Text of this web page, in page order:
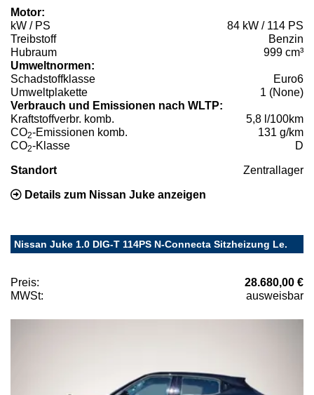
Motor:
kW / PS
84 kW / 114 PS
Treibstoff
Benzin
Hubraum
999 cm³
Umweltnormen:
Schadstoffklasse
Euro6
Umweltplakette
1 (None)
Verbrauch und Emissionen nach WLTP:
Kraftstoffverbr. komb.
5,8 l/100km
CO2-Emissionen komb.
131 g/km
CO2-Klasse D
Standort Zentrallager
Details zum Nissan Juke anzeigen
Nissan Juke 1.0 DIG-T 114PS N-Connecta Sitzheizung Le.
Preis:
28.680,00 €
MWSt:
ausweisbar